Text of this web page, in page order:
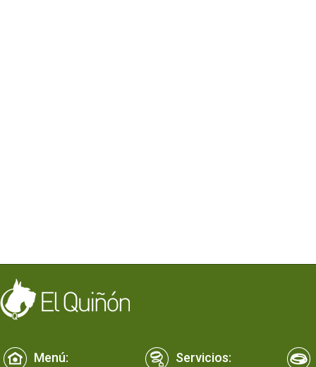
Menú: Servicios: